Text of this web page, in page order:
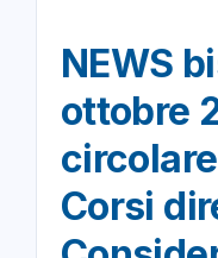
NEWS
ottobre
Corsi